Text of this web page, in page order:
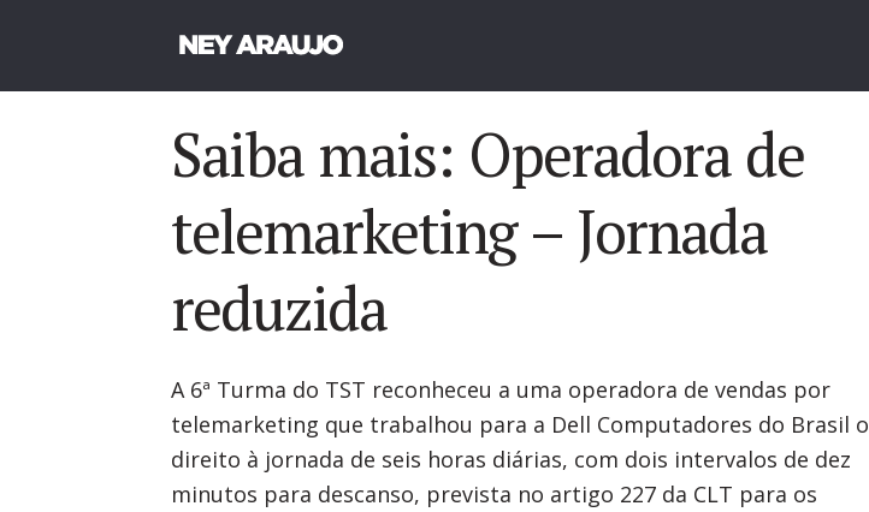
Saiba mais: Operadora de
telemarketing – Jornada
reduzida
A 6ª Turma do TST reconheceu a uma operadora de vendas por
telemarketing que trabalhou para a Dell Computadores do Brasil o
direito à jornada de seis horas diárias, com dois intervalos de dez
minutos para descanso, prevista no artigo 227 da CLT para os